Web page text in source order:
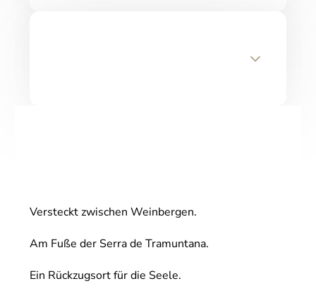
Versteckt zwischen Weinbergen.
Am Fuße der Serra de Tramuntana.
Ein Rückzugsort für die Seele.